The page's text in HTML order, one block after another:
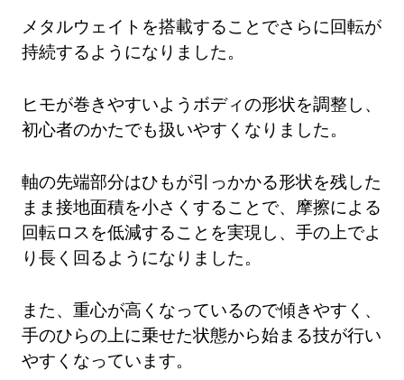
メタルウェイトを搭載することでさらに回転が
持続するようになりました。
ヒモが巻きやすいようボディの形状を調整し、
初心者のかたでも扱いやすくなりました。
軸の先端部分はひもが引っかかる形状を残した
まま接地面積を小さくすることで、摩擦による
回転ロスを低減することを実現し、手の上でよ
り長く回るようになりました。
また、重心が高くなっているので傾きやすく、
手のひらの上に乗せた状態から始まる技が行い
やすくなっています。